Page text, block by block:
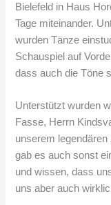
Bielefeld in Haus
Tage miteinander.
wurden Tänze
Schauspiel auf
dass auch die Töne
Unterstützt wurden
Fasse, Herrn
unserem legendären
gab es auch sonst
und wissen, dass
uns aber auch